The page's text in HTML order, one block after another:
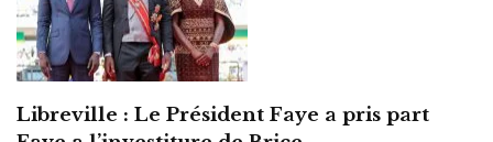
Libreville : Le Président Faye a pris part